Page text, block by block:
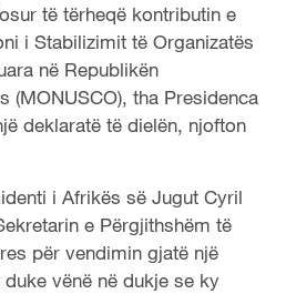
të tërheqë kontributin e
i Stabilizimit të Organizatës
në Republikën
(MONUSCO), tha Presidenca
deklaratë të dielën, njofton
i Afrikës së Jugut Cyril
e Përgjithshëm të
për vendimin gjatë një
vënë në dukje se ky